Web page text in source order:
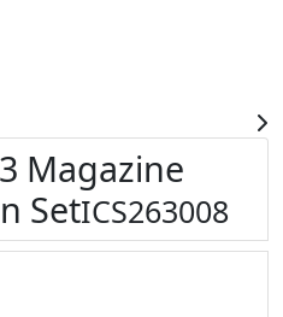
Magazine
SetICS263008